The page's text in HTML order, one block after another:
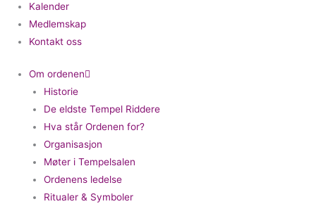
Kalender
Medlemskap
Kontakt oss
Om ordenen
Historie
De eldste Tempel Riddere
Hva står Ordenen for?
Organisasjon
Møter i Tempelsalen
Ordenens ledelse
Ritualer & Symboler